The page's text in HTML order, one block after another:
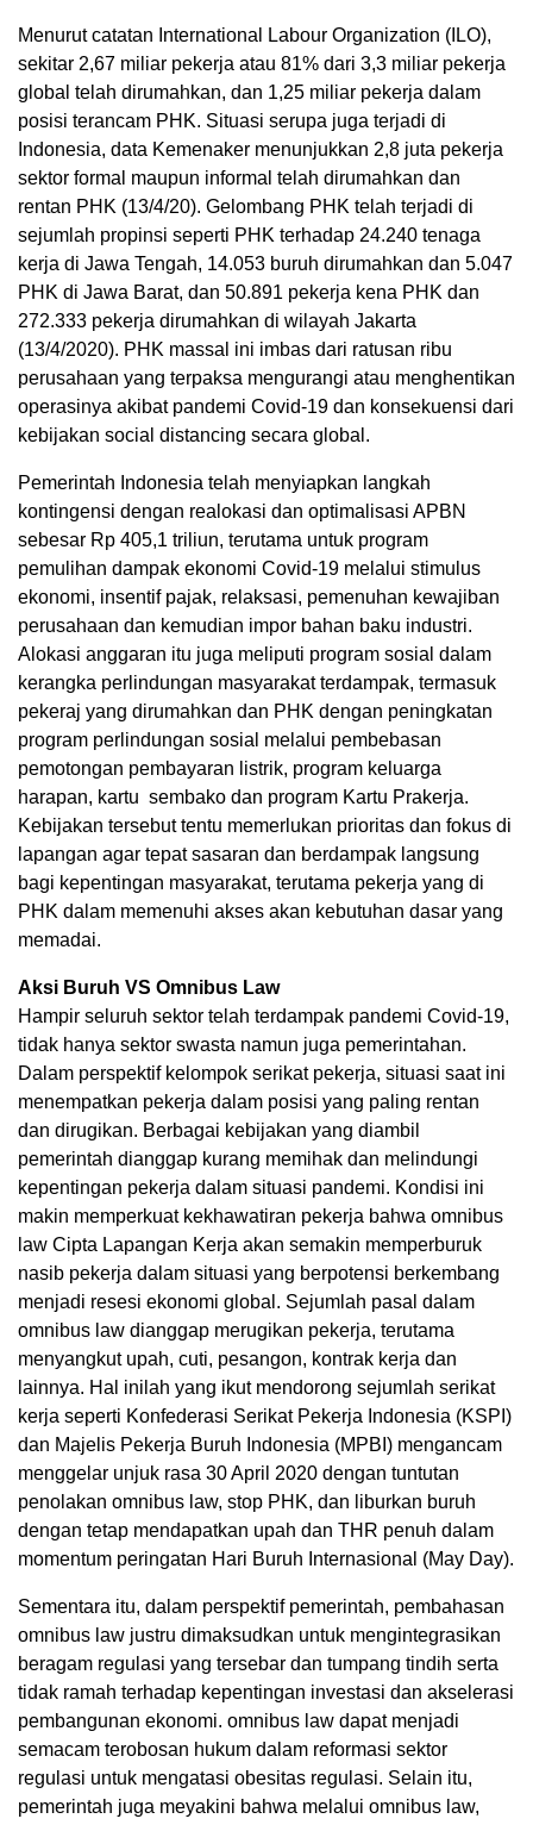
Menurut catatan International Labour Organization (ILO),
sekitar 2,67 miliar pekerja atau 81% dari 3,3 miliar pekerja
global telah dirumahkan, dan 1,25 miliar pekerja dalam
posisi terancam PHK. Situasi serupa juga terjadi di
Indonesia, data Kemenaker menunjukkan 2,8 juta pekerja
sektor formal maupun informal telah dirumahkan dan
rentan PHK (13/4/20). Gelombang PHK telah terjadi di
sejumlah propinsi seperti PHK terhadap 24.240 tenaga
kerja di Jawa Tengah, 14.053 buruh dirumahkan dan 5.047
PHK di Jawa Barat, dan 50.891 pekerja kena PHK dan
272.333 pekerja dirumahkan di wilayah Jakarta
(13/4/2020). PHK massal ini imbas dari ratusan ribu
perusahaan yang terpaksa mengurangi atau menghentikan
operasinya akibat pandemi Covid-19 dan konsekuensi dari
kebijakan social distancing secara global.
Pemerintah Indonesia telah menyiapkan langkah
kontingensi dengan realokasi dan optimalisasi APBN
sebesar Rp 405,1 triliun, terutama untuk program
pemulihan dampak ekonomi Covid-19 melalui stimulus
ekonomi, insentif pajak, relaksasi, pemenuhan kewajiban
perusahaan dan kemudian impor bahan baku industri.
Alokasi anggaran itu juga meliputi program sosial dalam
kerangka perlindungan masyarakat terdampak, termasuk
pekeraj yang dirumahkan dan PHK dengan peningkatan
program perlindungan sosial melalui pembebasan
pemotongan pembayaran listrik, program keluarga
harapan, kartu sembako dan program Kartu Prakerja.
Kebijakan tersebut tentu memerlukan prioritas dan fokus di
lapangan agar tepat sasaran dan berdampak langsung
bagi kepentingan masyarakat, terutama pekerja yang di
PHK dalam memenuhi akses akan kebutuhan dasar yang
memadai.
Aksi Buruh VS Omnibus Law
Hampir seluruh sektor telah terdampak pandemi Covid-19,
tidak hanya sektor swasta namun juga pemerintahan.
Dalam perspektif kelompok serikat pekerja, situasi saat ini
menempatkan pekerja dalam posisi yang paling rentan
dan dirugikan. Berbagai kebijakan yang diambil
pemerintah dianggap kurang memihak dan melindungi
kepentingan pekerja dalam situasi pandemi. Kondisi ini
makin memperkuat kekhawatiran pekerja bahwa omnibus
law Cipta Lapangan Kerja akan semakin memperburuk
nasib pekerja dalam situasi yang berpotensi berkembang
menjadi resesi ekonomi global. Sejumlah pasal dalam
omnibus law dianggap merugikan pekerja, terutama
menyangkut upah, cuti, pesangon, kontrak kerja dan
lainnya. Hal inilah yang ikut mendorong sejumlah serikat
kerja seperti Konfederasi Serikat Pekerja Indonesia (KSPI)
dan Majelis Pekerja Buruh Indonesia (MPBI) mengancam
menggelar unjuk rasa 30 April 2020 dengan tuntutan
penolakan omnibus law, stop PHK, dan liburkan buruh
dengan tetap mendapatkan upah dan THR penuh dalam
momentum peringatan Hari Buruh Internasional (May Day).
Sementara itu, dalam perspektif pemerintah, pembahasan
omnibus law justru dimaksudkan untuk mengintegrasikan
beragam regulasi yang tersebar dan tumpang tindih serta
tidak ramah terhadap kepentingan investasi dan akselerasi
pembangunan ekonomi. omnibus law dapat menjadi
semacam terobosan hukum dalam reformasi sektor
regulasi untuk mengatasi obesitas regulasi. Selain itu,
pemerintah juga meyakini bahwa melalui omnibus law,